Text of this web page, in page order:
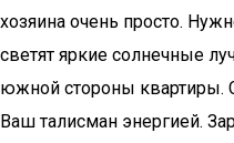
хозяина очень просто.
светят яркие солнечные
южной стороны квартиры.
Ваш талисман энергией.